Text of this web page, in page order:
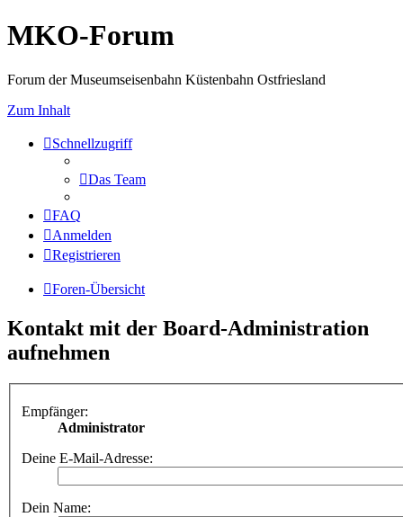
MKO-Forum
Forum der Museumseisenbahn Küstenbahn Ostfriesland
Zum Inhalt
Schnellzugriff
Das Team
FAQ
Anmelden
Registrieren
Foren-Übersicht
Kontakt mit der Board-Administration
aufnehmen
Empfänger:
Administrator
Deine E-Mail-Adresse:
Dein Name: